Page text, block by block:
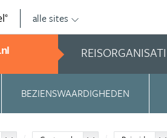
© alle sites
BEZIENSWAARDIGHEDEN